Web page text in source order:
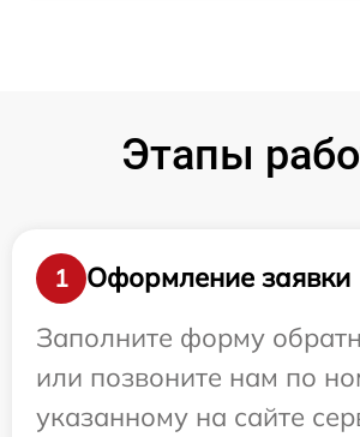
Этапы
1
Оформление заявки
Заполните форму
или позвоните нам по
указанному на сайте